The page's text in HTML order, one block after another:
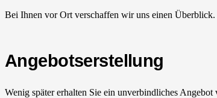
Bei Ihnen vor Ort verschaffen wir uns einen Überblick.
Angebotserstellung
Wenig später erhalten Sie ein unverbindliches Angebot